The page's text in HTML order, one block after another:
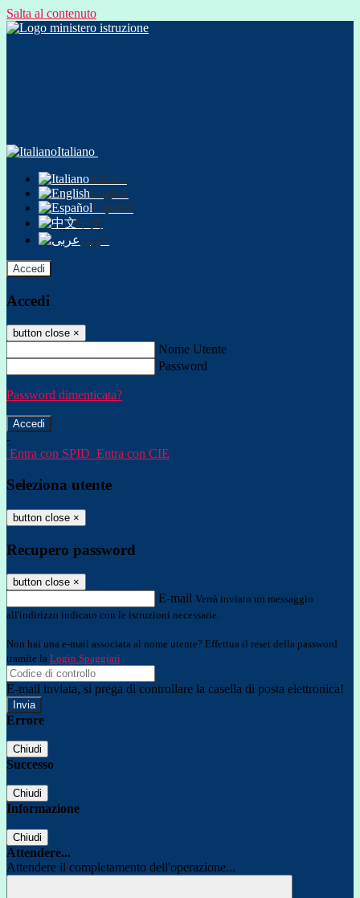
Salta al contenuto
Italiano
Italiano
English
Español
中文
عربى
Accedi
Accedi
button close ×
Nome Utente
Password
Password dimenticata?
-
Entra con SPID Entra con CIE
Seleziona utente
button close ×
Recupero password
button close ×
E-mail Verrà inviato un messaggio
all'indirizzo indicato con le istruzioni necessarie.
Non hai una e-mail associata al nome utente? Effettua il reset della password
tramite la Login Spaggiari
E-mail inviata, si prega di controllare la casella di posta elettronica!
Errore
Chiudi
Successo
Chiudi
Informazione
Chiudi
Attendere...
Attendere il completamento dell'operazione...